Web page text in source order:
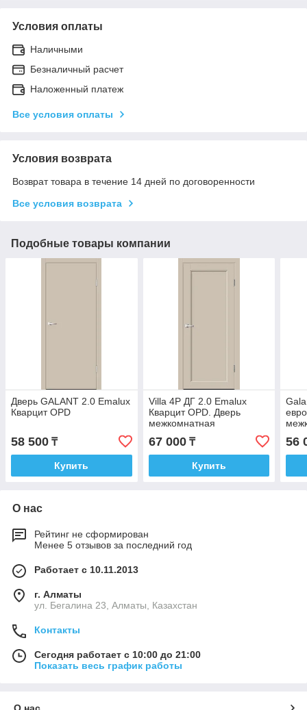
Условия оплаты
Наличными
Безналичный расчет
Наложенный платеж
Все условия оплаты
Условия возврата
Возврат товара в течение 14 дней по договоренности
Все условия возврата
Подобные товары компании
Дверь GALANT 2.0 Emalux
Кварцит OPD
58 500 ₸
Купить
Villa 4P ДГ 2.0 Emalux
Кварцит OPD. Дверь
межкомнатная
67 000₸
Купить
56
О нас
Рейтинг не сформирован
Менее 5 отзывов за последний год
Работает с 10.11.2013
г. Алматы
ул. Бегалина 23, Алматы, Казахстан
Контакты
Сегодня работает с 10:00 до 21:00
Показать весь график работы